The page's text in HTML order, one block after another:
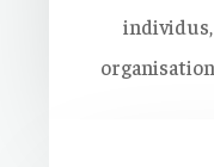
individus,